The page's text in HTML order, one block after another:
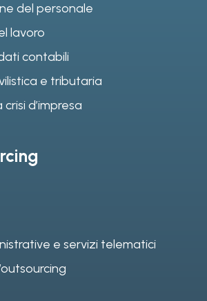
del personale
lavoro
contabili
e tributaria
d’impresa
e servizi telematici